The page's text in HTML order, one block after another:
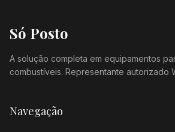
Só Posto
A solução completa em equipamentos
combustíveis. Representante autorizado
Navegação